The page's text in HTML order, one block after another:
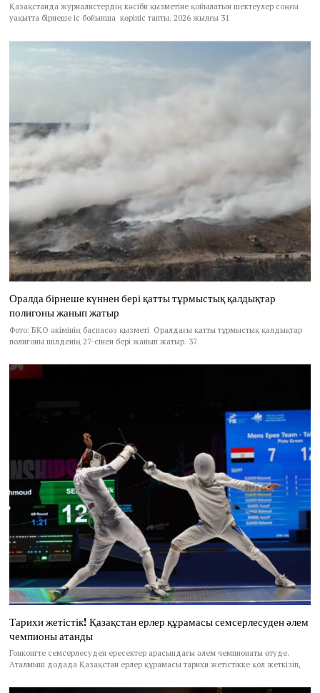
Қазақстанда журналистердің кәсіби қызметіне қойылатын шектеулер соңғы
уақытта бірнеше іс бойынша көрініс тапты. 2026 жылғы 31
Оралда бірнеше күннен бері қатты тұрмыстық қалдықтар
полигоны жанып жатыр
Фото: БҚО әкімінің баспасөз қызметі Оралдағы қатты тұрмыстық қалдықтар
полигоны шілденің 27-сінен бері жанып жатыр. 37
Тарихи жетістік! Қазақстан ерлер құрамасы семсерлесуден әлем
чемпионы атанды
Гонконгте семсерлесуден ересектер арасындағы әлем чемпионаты өтуде.
Аталмыш додада Қазақстан ерлер құрамасы тарихи жетістікке қол жеткізіп,